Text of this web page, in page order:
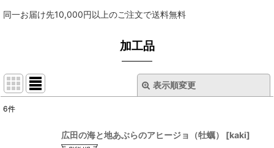
同一お届け先10,000円以上のご注文で送料無料
加工品
表示順変更
6件
広田の海と地あぶらのアヒージョ（牡蠣） [kaki]